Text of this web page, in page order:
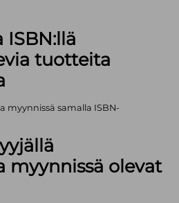
ISBN:llä
tuotteita
samalla ISBN-
myynnissä olevat